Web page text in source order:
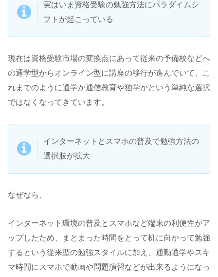
実はいま資格受験の勉強方法にパラダイムシ
フトが起こっている
現在は資格受験市場の変換点にあって従来の予備校などへ
の通学型からオンライン型に講座の移行が進んでいて、こ
れまでのように通学か通信教育や独学かという単純な選択
ではなくなってきています。
インターネットとスマホの普及で勉強方法の
選択肢が拡大
なぜなら、
インターネット環境の普及とスマホなど端末の利便性がア
ップしたため、まとまった時間をとって机に向かって勉強
するという従来型の勉強スタイルに加え、通勤通学やスキ
マ時間にスマホで動画や問題演習などが出来るようになっ